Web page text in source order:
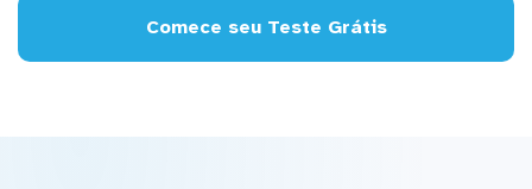
Comece seu Teste Grátis